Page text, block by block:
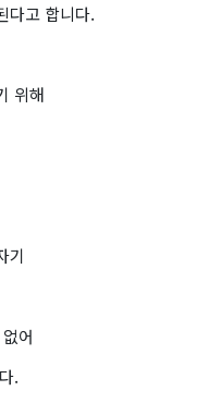
다고 합니다.
위해
기
어
.